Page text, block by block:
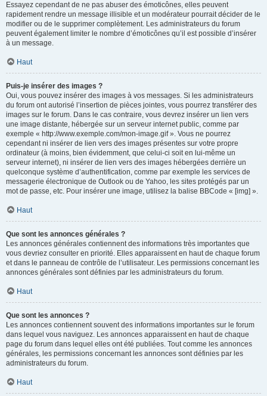
Essayez cependant de ne pas abuser des émoticônes, elles peuvent
rapidement rendre un message illisible et un modérateur pourrait décider de le
modifier ou de le supprimer complètement. Les administrateurs du forum
peuvent également limiter le nombre d’émoticônes qu’il est possible d’insérer
à un message.
Haut
Puis-je insérer des images ?
Oui, vous pouvez insérer des images à vos messages. Si les administrateurs
du forum ont autorisé l’insertion de pièces jointes, vous pourrez transférer des
images sur le forum. Dans le cas contraire, vous devrez insérer un lien vers
une image distante, hébergée sur un serveur internet public, comme par
exemple « http://www.exemple.com/mon-image.gif ». Vous ne pourrez
cependant ni insérer de lien vers des images présentes sur votre propre
ordinateur (à moins, bien évidemment, que celui-ci soit en lui-même un
serveur internet), ni insérer de lien vers des images hébergées derrière un
quelconque système d’authentification, comme par exemple les services de
messagerie électronique de Outlook ou de Yahoo, les sites protégés par un
mot de passe, etc. Pour insérer une image, utilisez la balise BBCode « [img] ».
Haut
Que sont les annonces générales ?
Les annonces générales contiennent des informations très importantes que
vous devriez consulter en priorité. Elles apparaissent en haut de chaque forum
et dans le panneau de contrôle de l’utilisateur. Les permissions concernant les
annonces générales sont définies par les administrateurs du forum.
Haut
Que sont les annonces ?
Les annonces contiennent souvent des informations importantes sur le forum
dans lequel vous naviguez. Les annonces apparaissent en haut de chaque
page du forum dans lequel elles ont été publiées. Tout comme les annonces
générales, les permissions concernant les annonces sont définies par les
administrateurs du forum.
Haut